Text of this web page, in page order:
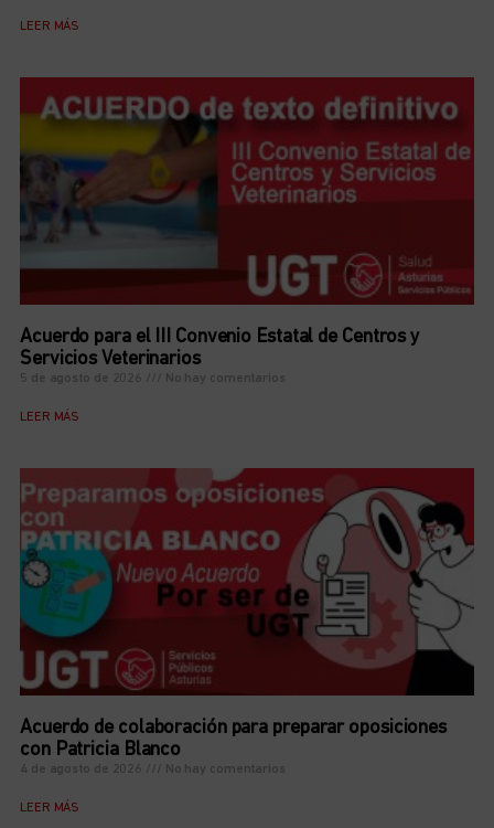
LEER MÁS
Acuerdo para el III Convenio Estatal de Centros y
Servicios Veterinarios
5 de agosto de 2026 No hay comentarios
LEER MÁS
Acuerdo de colaboración para preparar oposiciones
con Patricia Blanco
4 de agosto de 2026 No hay comentarios
LEER MÁS